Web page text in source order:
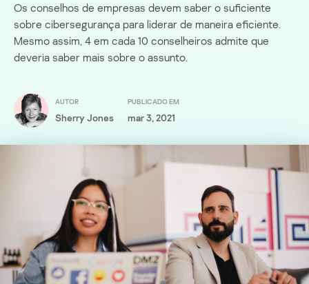
Os conselhos de empresas devem saber o suficiente
sobre cibersegurança para liderar de maneira eficiente.
Mesmo assim, 4 em cada 10 conselheiros admite que
deveria saber mais sobre o assunto.
AUTOR
Sherry Jones
PUBLICADO EM
mar 3, 2021